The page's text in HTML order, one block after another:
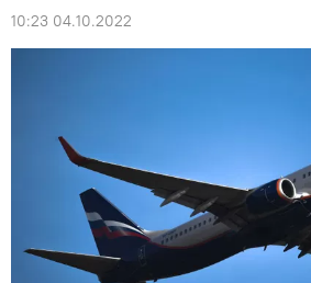
10:23 04.10.2022